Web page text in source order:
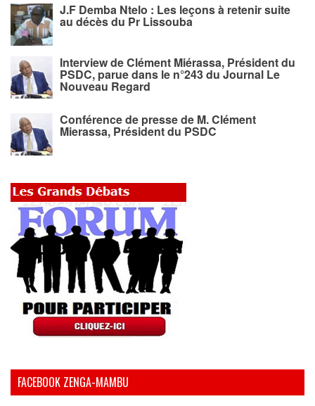
J.F Demba Ntelo : Les leçons à retenir suite
au décès du Pr Lissouba
Interview de Clément Miérassa, Président du
PSDC, parue dans le n°243 du Journal Le
Nouveau Regard
Conférence de presse de M. Clément
Mierassa, Président du PSDC
FACEBOOK ZENGA-MAMBU